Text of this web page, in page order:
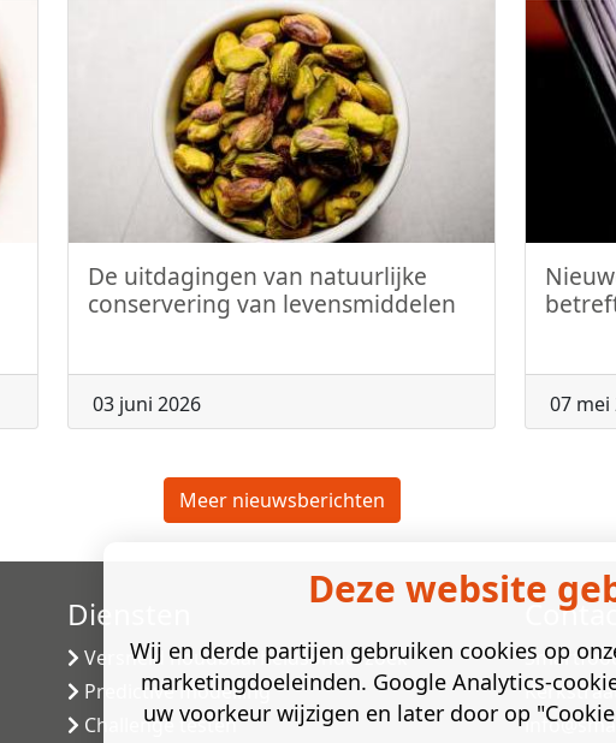
De uitdagingen van natuurlijke
conservering van levensmiddelen
03 juni 2026 07 mei
Meer nieuwsberichten
Diensten
Versneld houdbaarheidsonderzoek
Predictive modelling
Challenge testen
Deze website
Wij en derde partijen gebruiken cookies op
marketingdoeleinden. Google Analytics-
uw voorkeur wijzigen en later door op